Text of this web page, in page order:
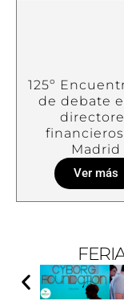
125º
de debate
Madrid
Ver más